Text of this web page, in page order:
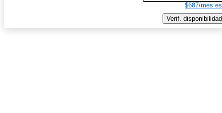
$687/mes
Verif. disponibilidad